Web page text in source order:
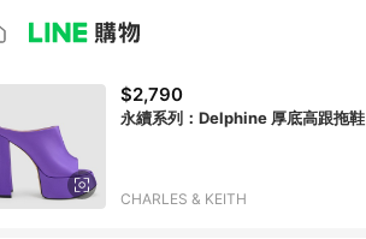
$2,790
永續系列：Delphine 厚底高跟拖鞋
CHARLES & KEITH